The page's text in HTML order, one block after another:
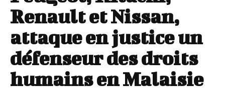
Renault et Nissan,
attaque en justice un
défenseur des droits
humains en Malaisie